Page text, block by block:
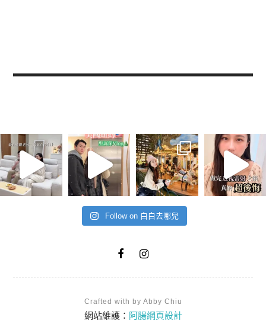
Follow on 白白去哪兒
Crafted with by Abby Chiu
網站維護： 阿腸網頁設計